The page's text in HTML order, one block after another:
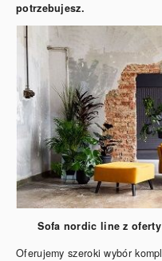
potrzebujesz.
Sofa nordic line z
Oferujemy szeroki wybór